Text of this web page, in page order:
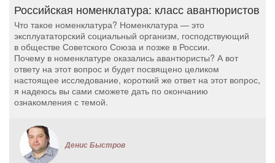
Российская номенклатура: класс авантюристов
Что такое номенклатура? Номенклатура — это
эксплуататорский социальный организм, господствующий
в обществе Советского Союза и позже в России.
Почему в номенклатуре оказались авантюристы? А вот
ответу на этот вопрос и будет посвящено целиком
настоящее исследование, короткий же ответ на этот вопрос,
я надеюсь вы сами сможете дать по окончанию
ознакомления с темой.
Денис Быстров